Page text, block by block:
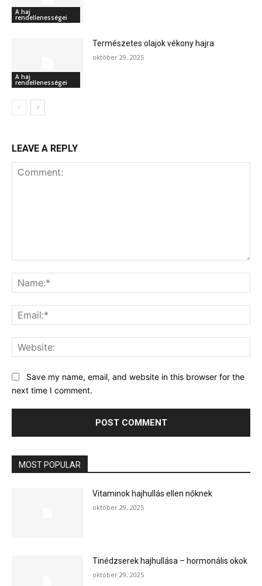
A haj
rendellenességei
A haj
rendellenességei
Természetes olajok vékony hajra
október 29, 2025
LEAVE A REPLY
Save my name, email, and website in this browser for the
next time I comment.
MOST POPULAR
Vitaminok hajhullás ellen nőknek
október 29, 2025
Tinédzserek hajhullása – hormonális okok
október 29, 2025